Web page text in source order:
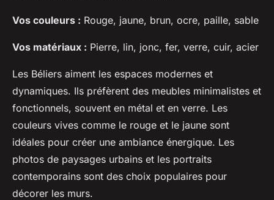
Vos couleurs : Rouge, jaune, brun, ocre, paille, sable
Vos matériaux : Pierre, lin, jonc, fer, verre, cuir, acier
Les Béliers aiment les espaces modernes et
dynamiques. Ils préfèrent des meubles minimalistes et
fonctionnels, souvent en métal et en verre. Les
couleurs vives comme le rouge et le jaune sont
idéales pour créer une ambiance énergique. Les
photos de paysages urbains et les portraits
contemporains sont des choix populaires pour
décorer les murs.